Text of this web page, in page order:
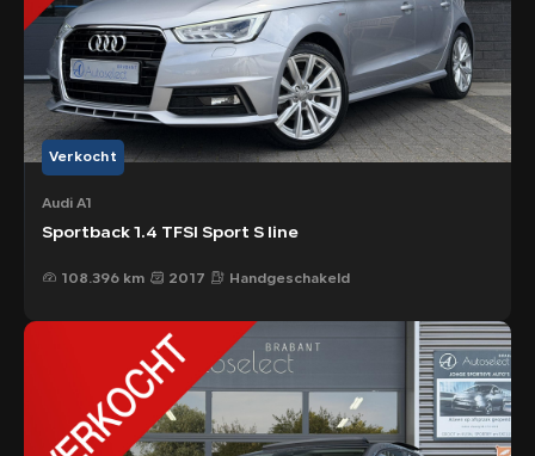
Verkocht
Audi A1
Sportback 1.4 TFSI Sport S line
108.396 km 2017 Handgeschakeld